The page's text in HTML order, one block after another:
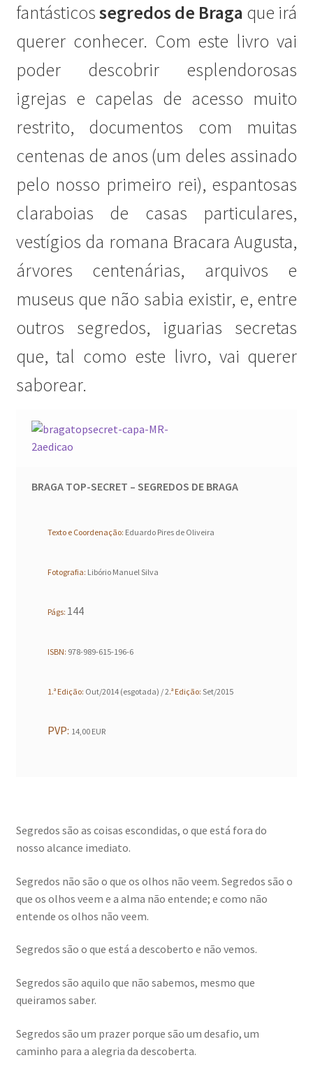
Cabo Mondego
Encontros da Imagem
Enlaçando o Douro…
Fashion on movement
Flores em ponto Macro / Macro Spot Flowers
Fotograficamente
FRAME.IT
Génesis
LISBOA AINDA – Olhares sobre a cidade em quarentena
Mármore Preto / Black Marble
O Passeio da Luz
Shades of Sensuality
Sobre|Viver
Ver o Porto em Brasília
Visões sobre o Porto
Wide Visions
Loja
Como adquirir produtos?
Dia Mundial do Livro e dos Direitos de Autor
fantásticossegredos de Braga que irá
querer conhecer. Com este livro vai
poder descobrir esplendorosas
igrejas e capelas de acesso muito
restrito, documentos com muitas
centenas de anos (um deles assinado
pelo nosso primeiro rei), espantosas
claraboias de casas particulares,
vestígios da romana Bracara Augusta,
árvores centenárias, arquivos e
museus que não sabia existir, e, entre
outros segredos, iguarias secretas
que, tal como este livro, vai querer
saborear.
BRAGA TOP-SECRET – SEGREDOS DE BRAGA
Texto e Coordenação: Eduardo Pires de Oliveira
Fotografia: Libório Manuel Silva
Págs: 144
ISBN: 978-989-615-196-6
1.ª Edição: Out/2014 (esgotada) / 2.ª Edição: Set/2015
PVP: 14,00 EUR
Segredos são as coisas escondidas, o que está fora do
nosso alcance imediato.
Segredos não são o que os olhos não veem. Segredos são o
que os olhos veem e a alma não entende; e como não
entende os olhos não veem.
Segredos são o que está a descoberto e não vemos.
Segredos são aquilo que não sabemos, mesmo que
queiramos saber.
Segredos são um prazer porque são um desafio, um
caminho para a alegria da descoberta.